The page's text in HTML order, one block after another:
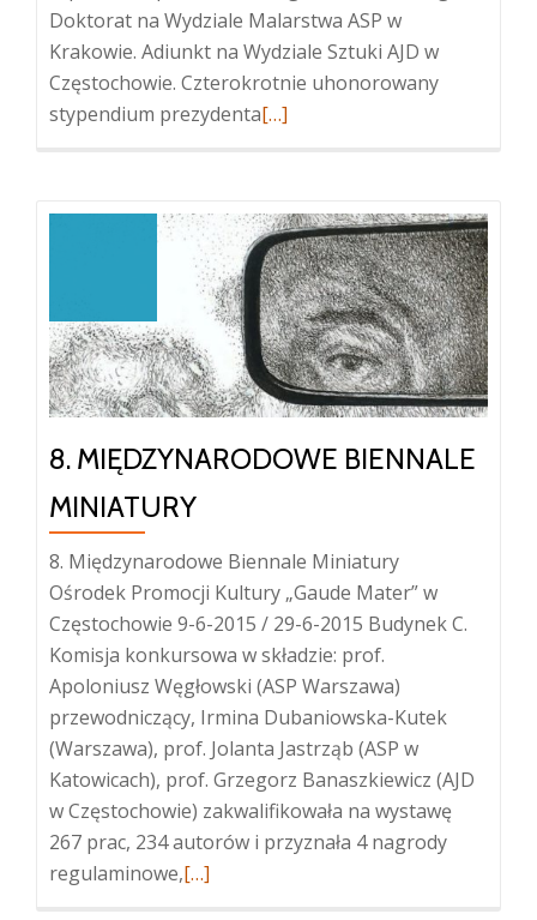
Doktorat na Wydziale Malarstwa ASP w
Krakowie. Adiunkt na Wydziale Sztuki AJD w
Częstochowie. Czterokrotnie uhonorowany
stypendium prezydentaWięcej
[…]
8. MIĘDZYNARODOWE BIENNALE
MINIATURY
8. Międzynarodowe Biennale Miniatury
Ośrodek Promocji Kultury „Gaude Mater” w
Częstochowie 9-6-2015 / 29-6-2015 Budynek C.
Komisja konkursowa w składzie: prof.
Apoloniusz Węgłowski (ASP Warszawa)
przewodniczący, Irmina Dubaniowska-Kutek
(Warszawa), prof. Jolanta Jastrząb (ASP w
Katowicach), prof. Grzegorz Banaszkiewicz (AJD
w Częstochowie) zakwalifikowała na wystawę
267 prac, 234 autorów i przyznała 4 nagrody
regulaminowe,Więcej
[…]